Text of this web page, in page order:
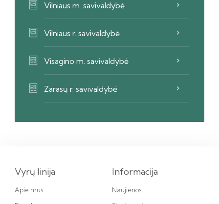
Vilniaus m. savivaldybė
Vilniaus r. savivaldybė
Visagino m. savivaldybė
Zarasų r. savivaldybė
Vyrų linija
Apie mus
Informacija
Naujienos